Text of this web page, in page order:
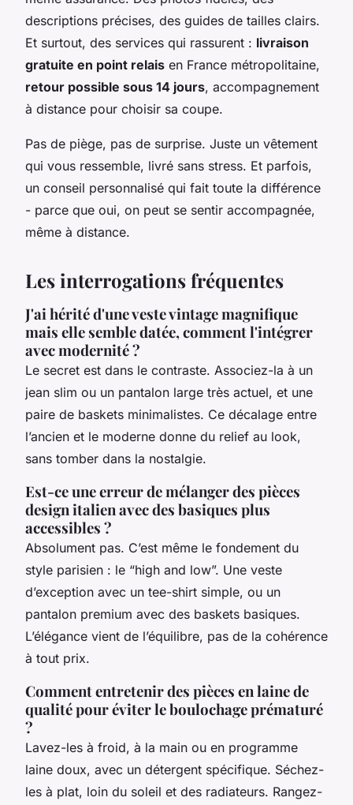
descriptions précises, des guides de tailles clairs.
Et surtout, des services qui rassurent : livraison
gratuite en point relais en France métropolitaine,
retour possible sous 14 jours, accompagnement
à distance pour choisir sa coupe.
Pas de piège, pas de surprise. Juste un vêtement
qui vous ressemble, livré sans stress. Et parfois,
un conseil personnalisé qui fait toute la différence
- parce que oui, on peut se sentir accompagnée,
même à distance.
Les interrogations fréquentes
J'ai hérité d'une veste vintage magnifique
mais elle semble datée, comment l'intégrer
avec modernité ?
Le secret est dans le contraste. Associez-la à un
jean slim ou un pantalon large très actuel, et une
paire de baskets minimalistes. Ce décalage entre
l’ancien et le moderne donne du relief au look,
sans tomber dans la nostalgie.
Est-ce une erreur de mélanger des pièces
design italien avec des basiques plus
accessibles ?
Absolument pas. C’est même le fondement du
style parisien : le “high and low”. Une veste
d’exception avec un tee-shirt simple, ou un
pantalon premium avec des baskets basiques.
L’élégance vient de l’équilibre, pas de la cohérence
à tout prix.
Comment entretenir des pièces en laine de
qualité pour éviter le boulochage prématuré
?
Lavez-les à froid, à la main ou en programme
laine doux, avec un détergent spécifique. Séchez-
les à plat, loin du soleil et des radiateurs. Rangez-